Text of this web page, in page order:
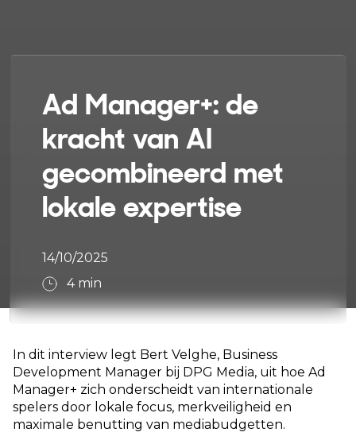
Ad Manager+: de
kracht van AI
gecombineerd met
lokale expertise
14/10/2025
4min
In dit interview legt Bert Velghe, Business
Development Manager bij DPG Media, uit hoe Ad
Manager+ zich onderscheidt van internationale
spelers door lokale focus, merkveiligheid en
maximale benutting van mediabudgetten.